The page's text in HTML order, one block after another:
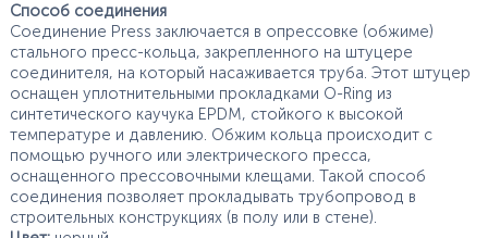
Способ соединения
Соединение Press заключается в опрессовке (обжиме)
стального пресс-кольца, закрепленного на штуцере
соединителя, на который насаживается труба. Этот штуцер
оснащен уплотнительными прокладками O-Ring из
синтетического каучука EPDM, стойкого к высокой
температуре и давлению. Обжим кольца происходит с
помощью ручного или электрического пресса,
оснащенного прессовочными клещами. Такой способ
соединения позволяет прокладывать трубопровод в
строительных конструкциях (в полу или в стене).